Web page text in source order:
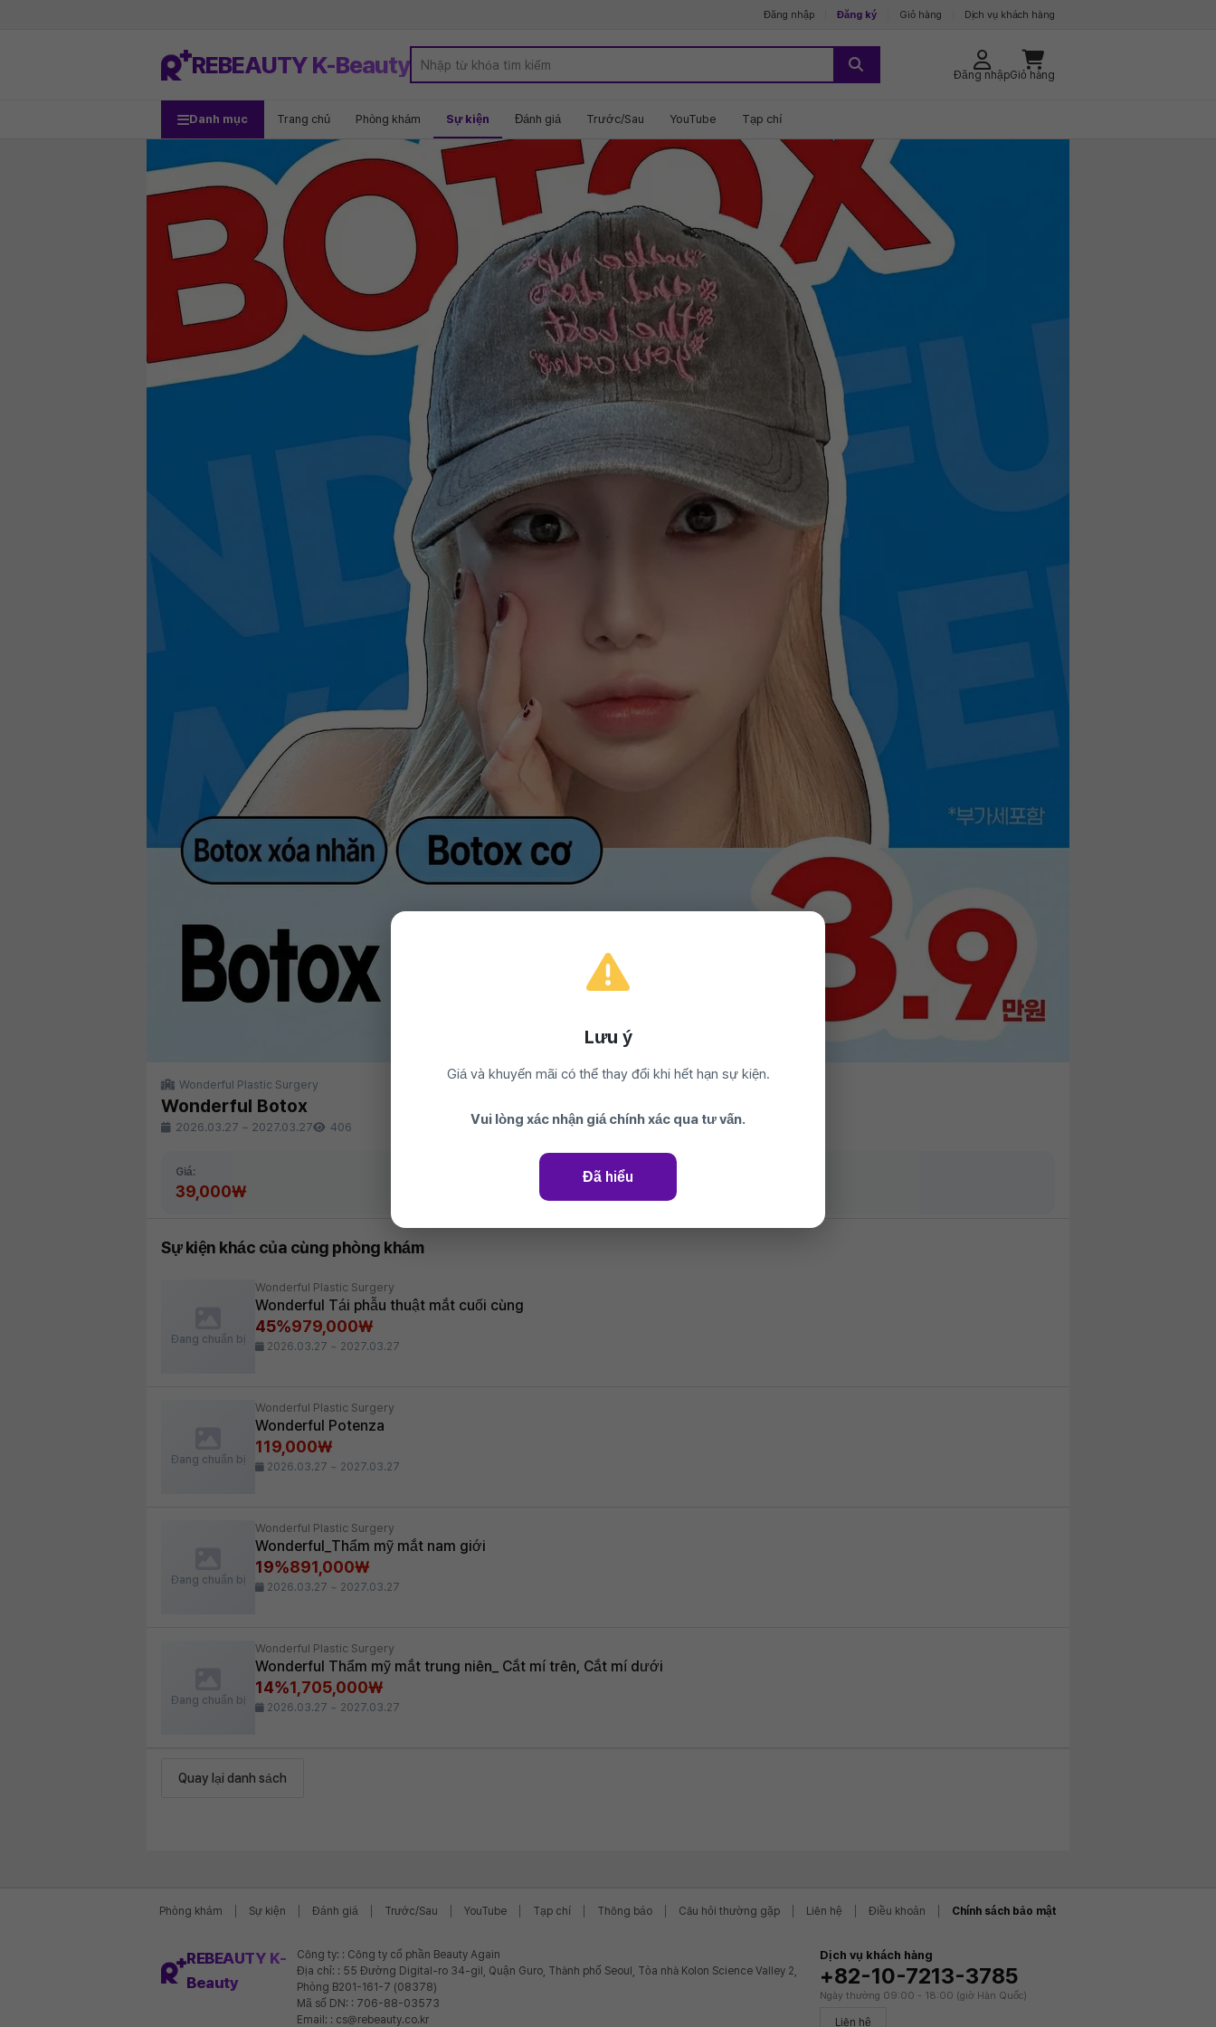
Đăng nhập Đăng ký Giỏ hàng Dịch vụ khách hàng
REBEAUTY K-Beauty Đăng nhậpGiỏ hàng
Danh mục Trang chủ Phòng khám Sự kiện Đánh giá Trước/Sau YouTube Tạp chí
Wonderful Plastic Surgery
Wonderful Botox
2026.03.27 ~ 2027.03.27 406
Giá:
39,000₩
Sự kiện khác của cùng phòng khám
Đang chuẩn bị
Wonderful Plastic Surgery
Wonderful Tái phẫu thuật mắt cuối cùng
45%979,000₩
2026.03.27 ~ 2027.03.27
Đang chuẩn bị
Wonderful Plastic Surgery
Wonderful Potenza
119,000₩
2026.03.27 ~ 2027.03.27
Đang chuẩn bị
Wonderful Plastic Surgery
Wonderful_Thẩm mỹ mắt nam giới
19%891,000₩
2026.03.27 ~ 2027.03.27
Đang chuẩn bị
Wonderful Plastic Surgery
Wonderful Thẩm mỹ mắt trung niên_ Cắt mí trên, Cắt mí dưới
14%1,705,000₩
2026.03.27 ~ 2027.03.27
Quay lại danh sách
Lưu ý
Giá và khuyến mãi có thể thay đổi khi hết hạn sự kiện.
Vui lòng xác nhận giá chính xác qua tư vấn.
Đã hiểu
Phòng khám Sự kiện Đánh giá Trước/Sau YouTube Tạp chí Thông báo Câu hỏi thường gặp Liên hệ Điều khoản Chính sách bảo mật
REBEAUTY K-
Beauty
Công ty: : Công ty cổ phần Beauty Again
Địa chỉ: : 55 Đường Digital-ro 34-gil, Quận Guro, Thành phố Seoul, Tòa nhà Kolon Science Valley 2,
Phòng B201-161-7 (08378)
Mã số DN: : 706-88-03573
Email: : cs@rebeauty.co.kr
Dịch vụ khách hàng
+82-10-7213-3785
Ngày thường 09:00 - 18:00 (giờ Hàn Quốc)
Liên hệ